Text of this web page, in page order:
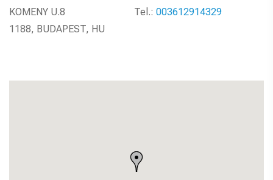
KOMENY U.8
1188, BUDAPEST, HU
Tel.: 003612914329